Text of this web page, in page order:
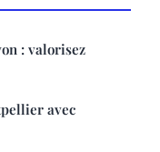
: valorisez
avec